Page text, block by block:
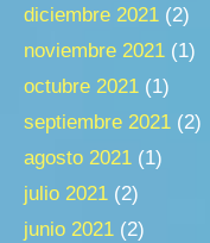
diciembre 2021 (2)
noviembre 2021 (1)
octubre 2021 (1)
septiembre 2021 (2)
agosto 2021 (1)
julio 2021 (2)
junio 2021 (2)